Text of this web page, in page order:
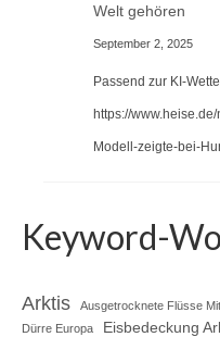
Welt gehören
September 2, 2025
Passend zur KI-
https://
Modell-zeigte-bei-
Keyword-
Arktis Ausgetrocknete Flüsse
Dürre Europa Eisbedeckung